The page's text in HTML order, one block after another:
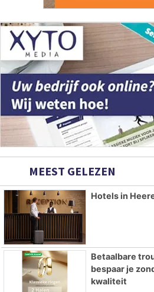
MEEST GELEZEN
Hotels in
Betaalbare
bespaar je
kwaliteit